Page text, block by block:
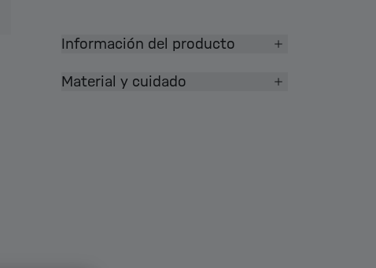
Información del producto
Material y cuidado